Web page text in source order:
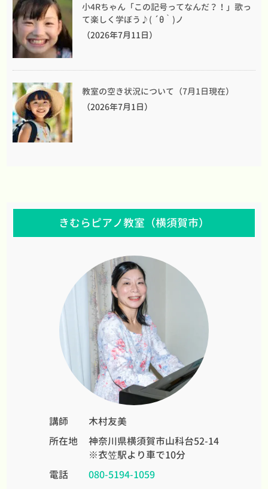
小4Rちゃん「この記号ってなんだ？！」歌っ
て楽しく学ぼう♪( ´θ｀)ノ
（2026年7月11日）
教室の空き状況について（7月1日現在）
（2026年7月1日）
きむらピアノ教室（横須賀市）
講師
木村友美
所在地
神奈川県横須賀市山科台52-14
※衣笠駅より車で10分
電話
080-5194-1059